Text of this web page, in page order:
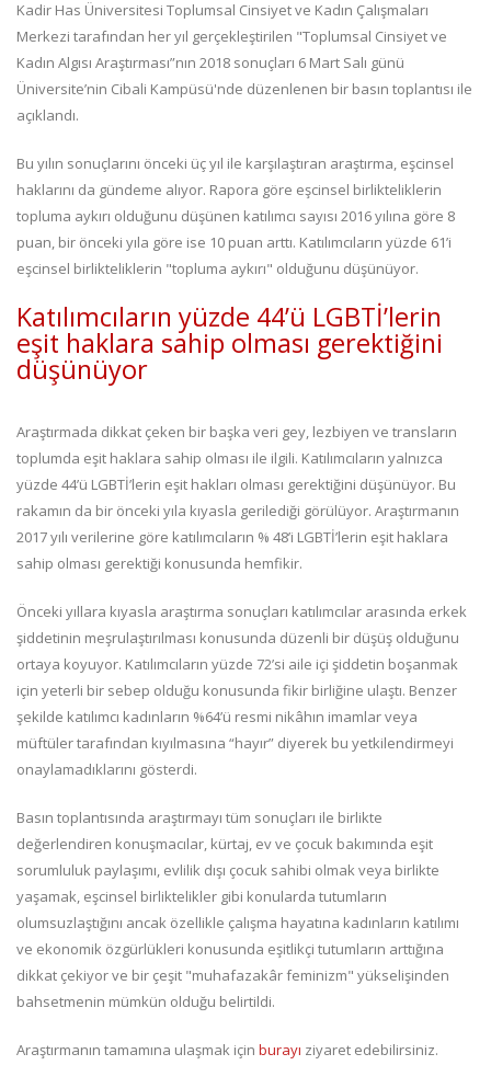
Kadir Has Üniversitesi Toplumsal Cinsiyet ve Kadın Çalışmaları
Merkezi tarafından her yıl gerçekleştirilen "Toplumsal Cinsiyet ve
Kadın Algısı Araştırması”nın 2018 sonuçları 6 Mart Salı günü
Üniversite’nin Cibali Kampüsü'nde düzenlenen bir basın toplantısı ile
açıklandı.
Bu yılın sonuçlarını önceki üç yıl ile karşılaştıran araştırma, eşcinsel
haklarını da gündeme alıyor. Rapora göre eşcinsel birlikteliklerin
topluma aykırı olduğunu düşünen katılımcı sayısı 2016 yılına göre 8
puan, bir önceki yıla göre ise 10 puan arttı. Katılımcıların yüzde 61’i
eşcinsel birlikteliklerin "topluma aykırı" olduğunu düşünüyor.
Katılımcıların yüzde 44’ü LGBTİ’lerin
eşit haklara sahip olması gerektiğini
düşünüyor
Araştırmada dikkat çeken bir başka veri gey, lezbiyen ve transların
toplumda eşit haklara sahip olması ile ilgili. Katılımcıların yalnızca
yüzde 44’ü LGBTİ’lerin eşit hakları olması gerektiğini düşünüyor. Bu
rakamın da bir önceki yıla kıyasla gerilediği görülüyor. Araştırmanın
2017 yılı verilerine göre katılımcıların % 48’i LGBTİ’lerin eşit haklara
sahip olması gerektiği konusunda hemfikir.
Önceki yıllara kıyasla araştırma sonuçları katılımcılar arasında erkek
şiddetinin meşrulaştırılması konusunda düzenli bir düşüş olduğunu
ortaya koyuyor. Katılımcıların yüzde 72’si aile içi şiddetin boşanmak
için yeterli bir sebep olduğu konusunda fikir birliğine ulaştı. Benzer
şekilde katılımcı kadınların %64’ü resmi nikâhın imamlar veya
müftüler tarafından kıyılmasına “hayır” diyerek bu yetkilendirmeyi
onaylamadıklarını gösterdi.
Basın toplantısında araştırmayı tüm sonuçları ile birlikte
değerlendiren konuşmacılar, kürtaj, ev ve çocuk bakımında eşit
sorumluluk paylaşımı, evlilik dışı çocuk sahibi olmak veya birlikte
yaşamak, eşcinsel birliktelikler gibi konularda tutumların
olumsuzlaştığını ancak özellikle çalışma hayatına kadınların katılımı
ve ekonomik özgürlükleri konusunda eşitlikçi tutumların arttığına
dikkat çekiyor ve bir çeşit "muhafazakâr feminizm" yükselişinden
bahsetmenin mümkün olduğu belirtildi.
Araştırmanın tamamına ulaşmak için burayı ziyaret edebilirsiniz.